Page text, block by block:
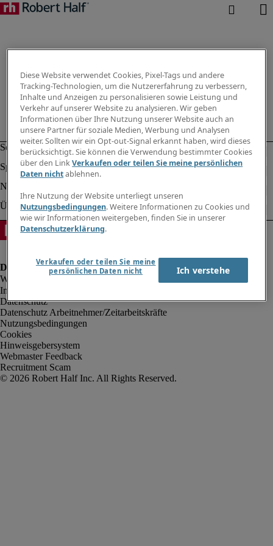
Impressum
Datenschutz
Datenschutz Arbeitnehmer/Zeitarbeitskräfte
Nutzungsbedingungen
Cookies
Hinweisgebersystem
Webmaster Feedback
Recruitment Scam
Diese Website verwendet Cookies, Pixel-Tags und andere
Tracking-Technologien, um die Nutzererfahrung zu verbessern,
Inhalte und Anzeigen zu personalisieren sowie Leistung und
Verkehr auf unserer Website zu analysieren. Wir geben
Informationen über Ihre Nutzung unserer Website auch an
unsere Partner für soziale Medien, Werbung und Analysen
weiter. Sollten wir ein Opt-out-Signal erkannt haben, wird dieses
berücksichtigt. Sie können die Verwendung bestimmter Cookies
über den LinkVerkaufen oder teilen Sie meine persönlichen
Daten nichtablehnen.
Ihre Nutzung der Website unterliegt unseren
Nutzungsbedingungen. Weitere Informationen zu Cookies und
wie wir Informationen weitergeben, finden Sie in unserer
Datenschutzerklärung.
Verkaufen oder teilen Sie meine
persönlichen Daten nicht
Ich verstehe